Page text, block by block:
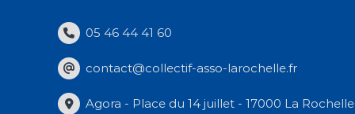
05 46 44 41 60
contact@collectif-asso-larochelle.fr
Agora - Place du 14 juillet - 17000 La Rochelle